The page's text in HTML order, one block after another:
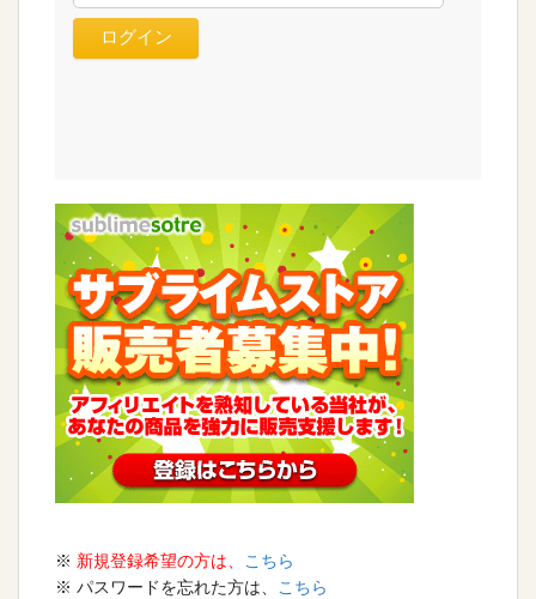
※ 新規登録希望の方は、
こちら
※ パスワードを忘れた方は、
こちら